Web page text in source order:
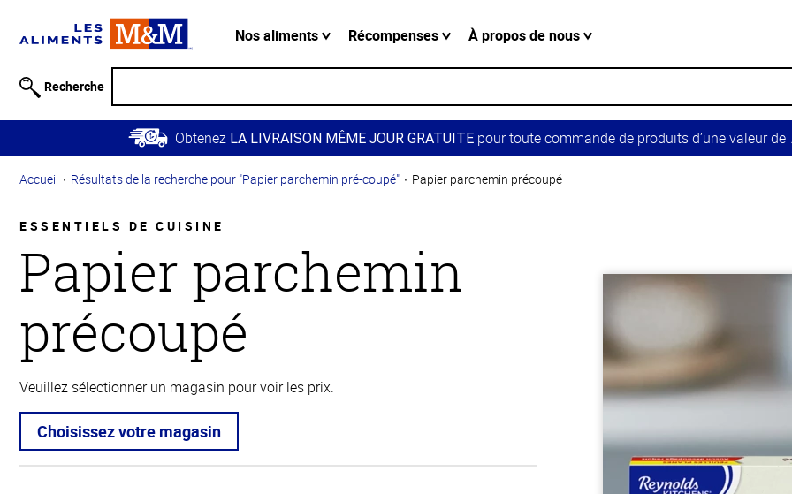
relative à
Passer
contenu
Retour à
principale
Nos aliments Récompenses À propos de nous
Recherche
Obtenez LA LIVRAISON MÊME JOUR GRATUITEpour toute commande de produits d’une valeur
Accueil Résultats de la recherche pour "Papier parchemin pré-coupé" Papier parchemin précoupé
ESSENTIELS DE CUISINE
Papier parchemin
précoupé
Veuillez sélectionner un magasin pour voir les prix.
Choisissez votre magasin